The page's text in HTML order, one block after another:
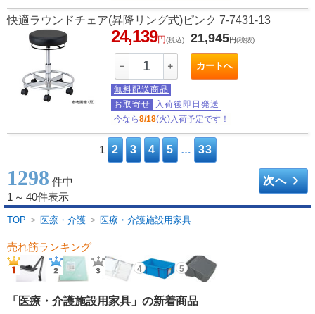
快適ラウンドチェア(昇降リング式)ピンク 7-7431-13
24,139円(税込) 21,945円(税抜)
－ ＋ カートへ
無料配送商品
お取寄せ
入荷後即日発送
今なら8/18(火)入荷予定です！
1 2 3 4 5 … 33
1298 件中
1 ～ 40件表示
次へkeyboard_arrow_right
TOP > 医療・介護 > 医療・介護施設用家具
売れ筋ランキング
4 5
「医療・介護施設用家具」の新着商品